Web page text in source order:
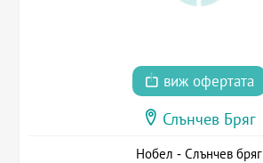
виж офертата
Слънчев Бряг
Нобел - Слънчев бряг